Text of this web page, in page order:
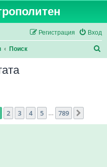
Вход
Регистрация
Поиск
из 789
2 3 4 5 … 789